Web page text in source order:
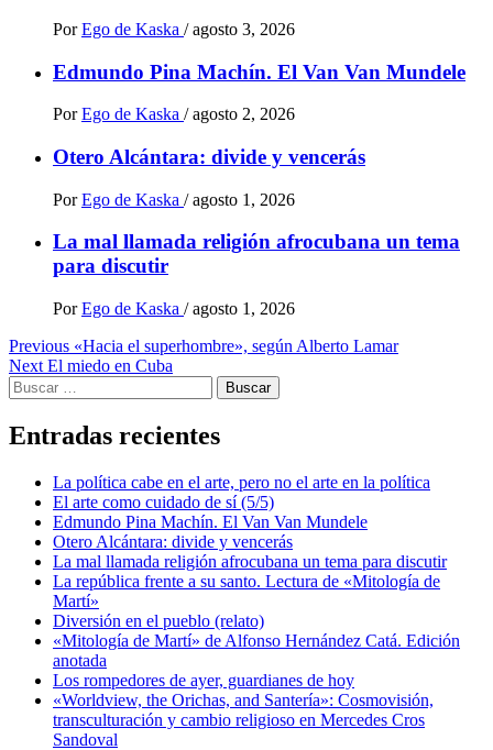
Por Ego de Kaska / agosto 3, 2026
Edmundo Pina Machín. El Van Van Mundele
Por Ego de Kaska / agosto 2, 2026
Otero Alcántara: divide y vencerás
Por Ego de Kaska / agosto 1, 2026
La mal llamada religión afrocubana un tema
para discutir
Por Ego de Kaska / agosto 1, 2026
Post
navigation
Previous «Hacia el superhombre», según Alberto Lamar
Next El miedo en Cuba
Buscar:
Entradas recientes
La política cabe en el arte, pero no el arte en la política
El arte como cuidado de sí (5/5)
Edmundo Pina Machín. El Van Van Mundele
Otero Alcántara: divide y vencerás
La mal llamada religión afrocubana un tema para discutir
La república frente a su santo. Lectura de «Mitología de
Martí»
Diversión en el pueblo (relato)
«Mitología de Martí» de Alfonso Hernández Catá. Edición
anotada
Los rompedores de ayer, guardianes de hoy
«Worldview, the Orichas, and Santería»: Cosmovisión,
transculturación y cambio religioso en Mercedes Cros
Sandoval